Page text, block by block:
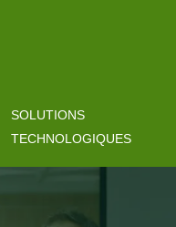
SOLUTIONS
TECHNOLOGIQUES